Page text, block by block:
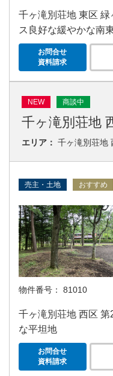
千ヶ滝別荘地 東区
ス良好な緩やかな南
お問合せ
資料請求
千ヶ滝別荘地
NEW 商談中
エリア： 千ヶ滝別荘地
売主・土地 おすすめ
物件番号： 81010
千ヶ滝別荘地 西区 第
な平坦地
お問合せ
資料請求